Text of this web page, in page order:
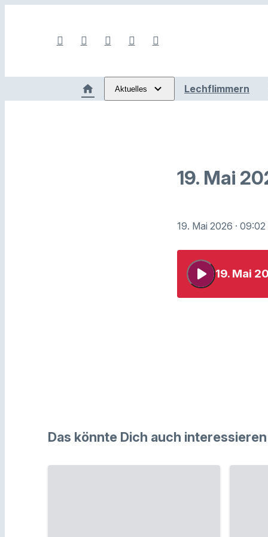
Aktuelles Lechflimmern
19. Mai
19. Mai 2026 ·
play_arrow 19. Mai
Das könnte Dich auch interessieren